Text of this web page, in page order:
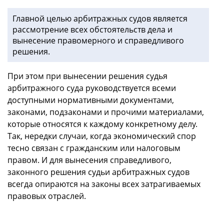
Главной целью арбитражных судов является
рассмотрение всех обстоятельств дела и
вынесение правомерного и справедливого
решения.
При этом при вынесении решения судья
арбитражного суда руководствуется всеми
доступными нормативными документами,
законами, подзаконами и прочими материалами,
которые относятся к каждому конкретному делу.
Так, нередки случаи, когда экономический спор
тесно связан с гражданским или налоговым
правом. И для вынесения справедливого,
законного решения судьи арбитражных судов
всегда опираются на законы всех затрагиваемых
правовых отраслей.